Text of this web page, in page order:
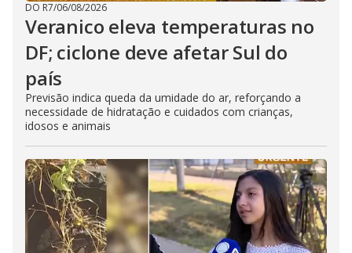
DO R7/06/08/2026
Veranico eleva temperaturas no
DF; ciclone deve afetar Sul do
país
Previsão indica queda da umidade do ar, reforçando a
necessidade de hidratação e cuidados com crianças,
idosos e animais